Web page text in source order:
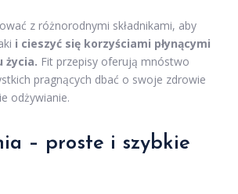
z różnorodnymi składnikami, aby
i cieszyć się korzyściami płynącymi
życia. Fit przepisy oferują mnóstwo
pragnących dbać o swoje zdrowie
odżywianie.
– proste i szybkie